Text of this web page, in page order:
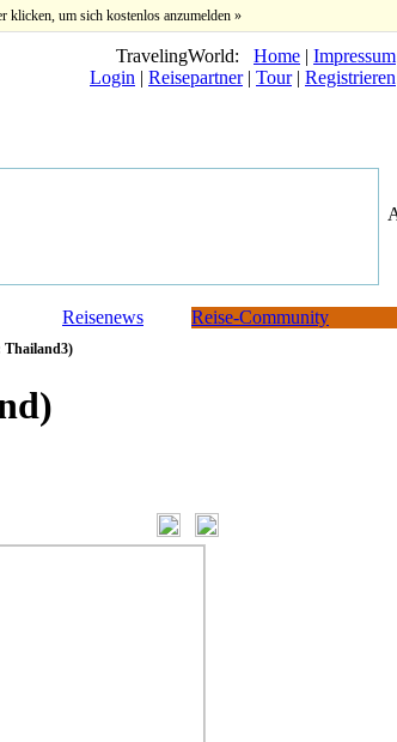
klicken, um sich kostenlos anzumelden »
TravelingWorld: Home | Impressum
Login | Reisepartner| Tour| Registrieren
Reisenews Reise-Community
Thailand3)